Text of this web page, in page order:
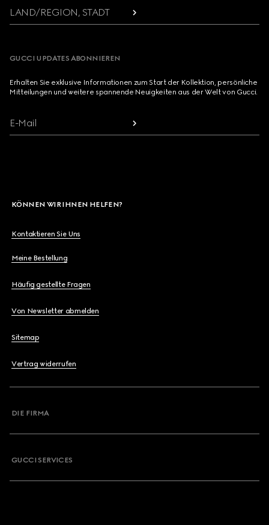
LAND/REGION, STADT
GUCCI UPDATES ABONNIEREN
Erhalten Sie exklusive Informationen zum Start der Kollektion, persönliche
Mitteilungen und weitere spannende Neuigkeiten aus der Welt von Gucci.
E-Mail
KÖNNEN WIR IHNEN HELFEN?
Kontaktieren Sie Uns
Meine Bestellung
Häufig gestellte Fragen
Von Newsletter abmelden
Sitemap
Vertrag widerrufen
DIE FIRMA
GUCCI SERVICES